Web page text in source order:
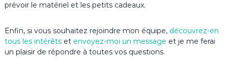
prévoir le matériel et les petits cadeaux.
Enfin, si vous souhaitez rejoindre mon équipe, découvrez-en
tous les intérêtset envoyez-moi un message et je me ferai
un plaisir de répondre à toutes vos questions.